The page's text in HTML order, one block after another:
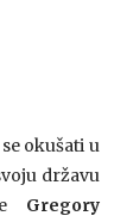
okušati u
državu
Gregory